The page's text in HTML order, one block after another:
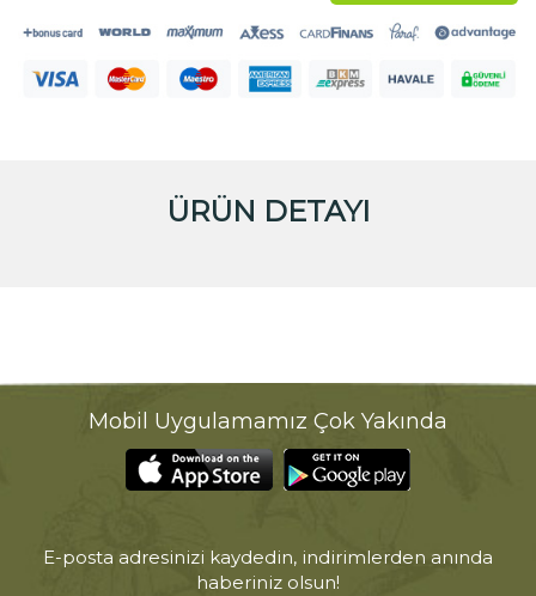
ÜRÜN DETAYI
Mobil Uygulamamız Çok Yakında
E-posta adresinizi kaydedin, indirimlerden anında
haberiniz olsun!